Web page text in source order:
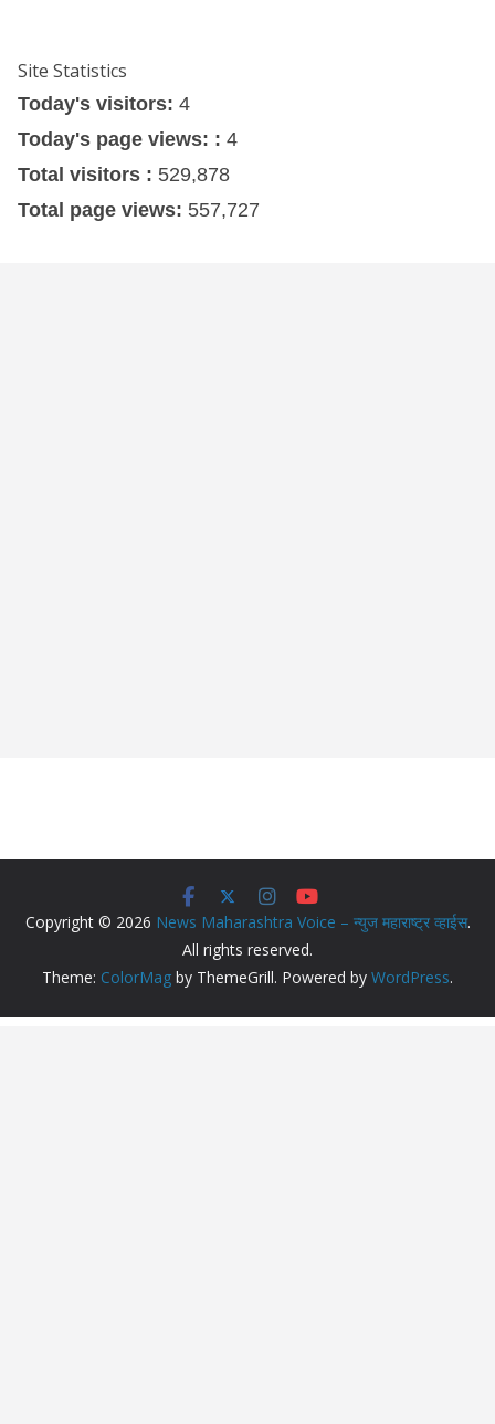
Site Statistics
Today's visitors: 4
Today's page views: : 4
Total visitors : 529,878
Total page views: 557,727
Copyright © 2026 News Maharashtra Voice – न्युज महाराष्ट्र व्हाईस.
All rights reserved.
Theme: ColorMag by ThemeGrill. Powered by WordPress.